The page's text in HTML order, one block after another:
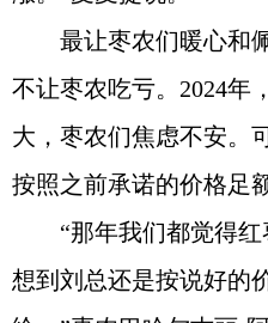
最让枣农们暖心和
不让枣农吃亏。2024年
大，枣农们焦虑不安。
按照之前承诺的价格足
“那年我们都觉得
想到刘总还是按说好的